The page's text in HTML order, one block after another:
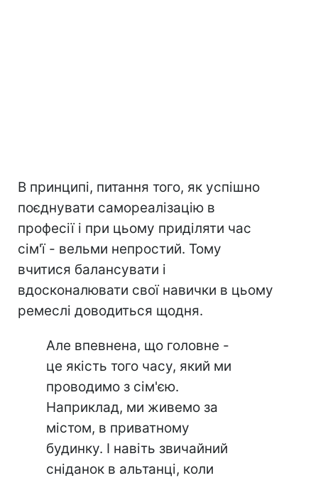
В принципі, питання того, як успішно
поєднувати самореалізацію в
професії і при цьому приділяти час
сім'ї - вельми непростий. Тому
вчитися балансувати і
вдосконалювати свої навички в цьому
ремеслі доводиться щодня.
Але впевнена, що головне -
це якість того часу, який ми
проводимо з сім'єю.
Наприклад, ми живемо за
містом, в приватному
будинку. І навіть звичайний
сніданок в альтанці, коли